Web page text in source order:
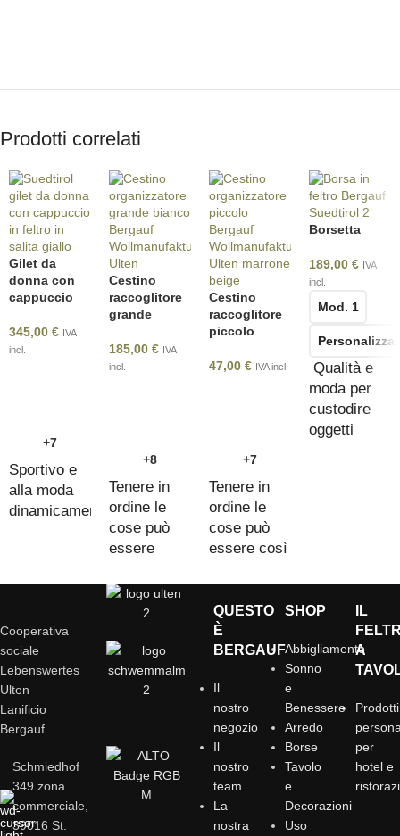
Prodotti correlati
Gilet da
donna con
cappuccio
345,00 € IVA
incl.
+7
Sportivo e
alla moda
dinamicamente
Cestino
raccoglitore
grande
185,00 € IVA
incl.
+8
Tenere in
ordine le
cose può
essere
bello
Cestino
raccoglitore
piccolo
47,00 € IVA incl.
+7
Tenere in
ordine le
cose può
essere così
Borsetta
189,00 € IVA
incl.
Mod. 1
Qualità e
moda per
custodire
oggetti
Cooperativa
sociale
Lebenswertes
Ulten
Lanificio
Bergauf
Schmiedhof
349 zona
commerciale,
39016 St.
QUESTO
È
BERGAUF
Il
nostro
negozio
Il
nostro
team
La
nostra
SHOP
Abbigliamento
Sonno
e
Benessere
Arredo
Borse
Tavolo
e
Decorazioni
Uso
IL
A
Prodotti
per
hotel e